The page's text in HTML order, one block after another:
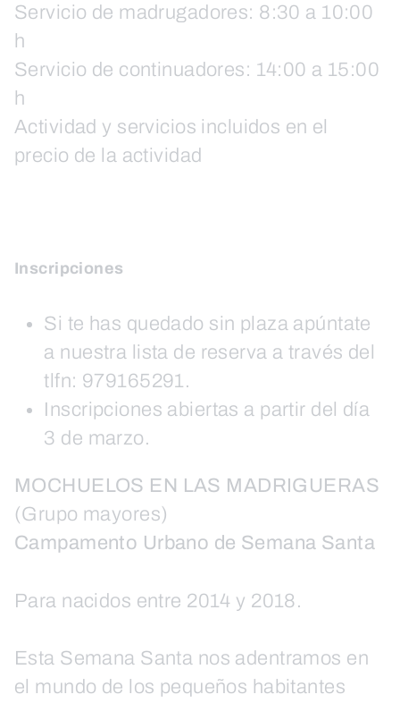
Servicio de madrugadores: 8:30 a 10:00
h
Servicio de continuadores: 14:00 a 15:00
h
Actividad y servicios incluidos en el
precio de la actividad
Inscripciones
Si te has quedado sin plaza apúntate
a nuestra lista de reserva a través del
tlfn: 979165291.
Inscripciones abiertas a partir del día
3 de marzo.
MOCHUELOS EN LAS MADRIGUERAS
(Grupo mayores)
Campamento Urbano de Semana Santa
Para nacidos entre 2014 y 2018.
Esta Semana Santa nos adentramos en
el mundo de los pequeños habitantes